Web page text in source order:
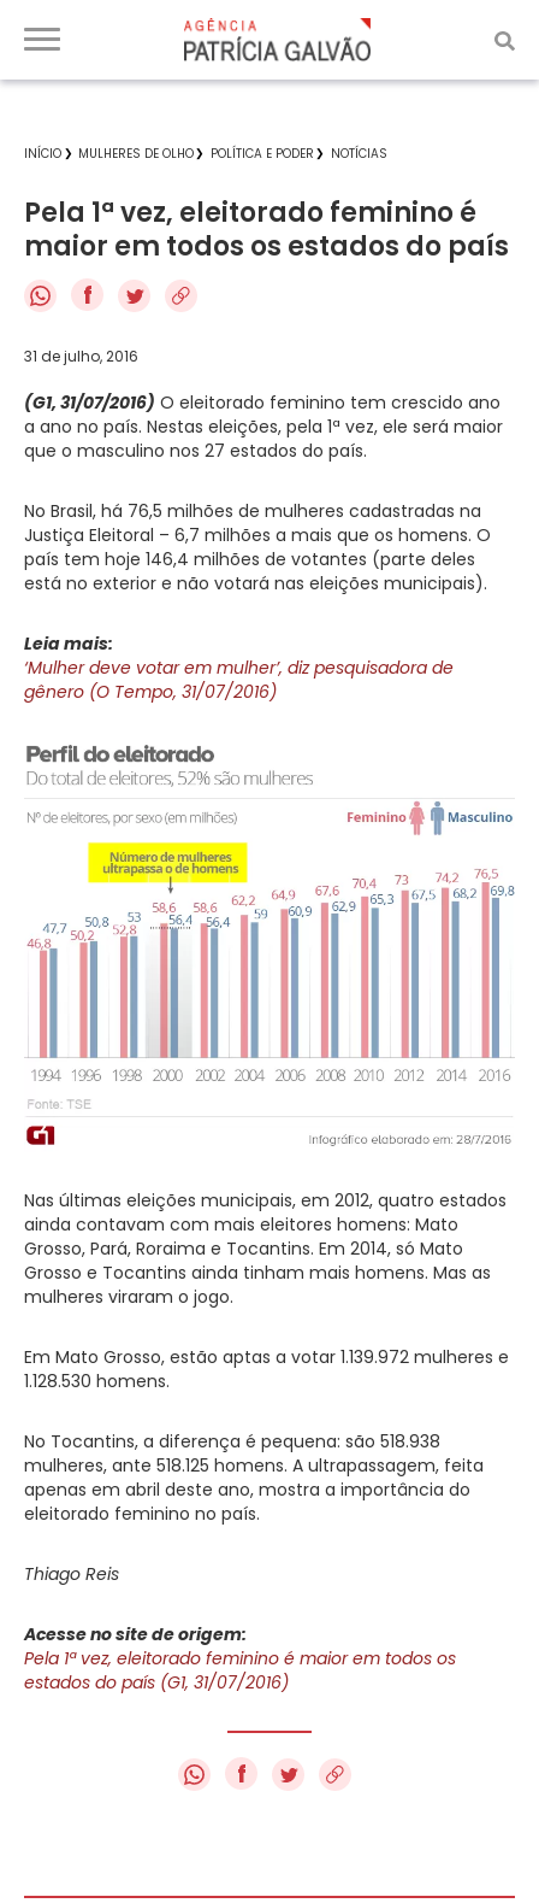
INÍCIO MULHERES DE OLHO POLÍTICA E PODER NOTÍCIAS
Pela 1ª vez, eleitorado feminino é
maior em todos os estados do país
f
31 de julho, 2016
(G1, 31/07/2016) O eleitorado feminino tem crescido ano
a ano no país. Nestas eleições, pela 1ª vez, ele será maior
que o masculino nos 27 estados do país.
No Brasil, há 76,5 milhões de mulheres cadastradas na
Justiça Eleitoral – 6,7 milhões a mais que os homens. O
país tem hoje 146,4 milhões de votantes (parte deles
está no exterior e não votará nas eleições municipais).
Leia mais:
‘Mulher deve votar em mulher’, diz pesquisadora de
gênero (O Tempo, 31/07/2016)
Nas últimas eleições municipais, em 2012, quatro estados
ainda contavam com mais eleitores homens: Mato
Grosso, Pará, Roraima e Tocantins. Em 2014, só Mato
Grosso e Tocantins ainda tinham mais homens. Mas as
mulheres viraram o jogo.
Em Mato Grosso, estão aptas a votar 1.139.972 mulheres e
1.128.530 homens.
No Tocantins, a diferença é pequena: são 518.938
mulheres, ante 518.125 homens. A ultrapassagem, feita
apenas em abril deste ano, mostra a importância do
eleitorado feminino no país.
Thiago Reis
Acesse no site de origem:
Pela 1ª vez, eleitorado feminino é maior em todos os
estados do país (G1, 31/07/2016)
f